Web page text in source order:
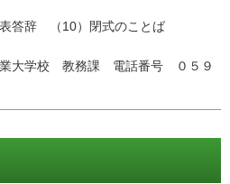
（10）閉式のことば
大学校 教務課 電話番号 ０５９